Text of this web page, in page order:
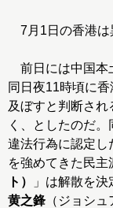
7月1日の香港は
前日には中国本
同日夜11時頃に
及ぼすと判断さ
く、としたのだ
違法行為に認定し
を強めてきた民主
ト）
」は解散を
黄之鋒 （ジョシ